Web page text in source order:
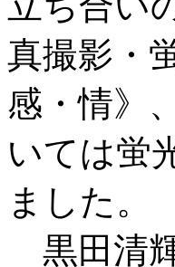
真撮影・
感・情》
いては蛍
ました。
黒田清